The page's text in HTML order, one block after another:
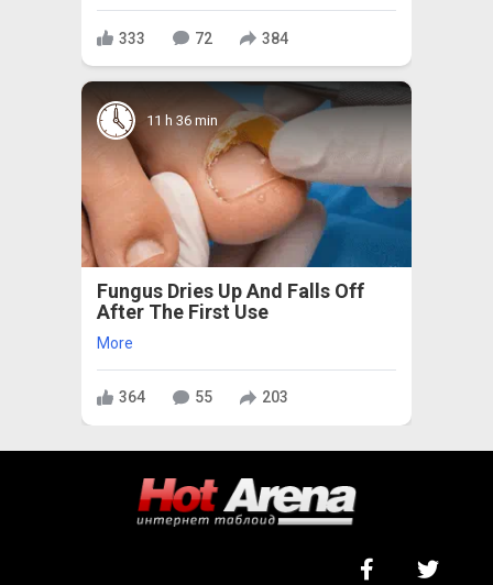
333 72 384
11 h 36 min
Fungus Dries Up And Falls Off
After The First Use
More
364 55 203